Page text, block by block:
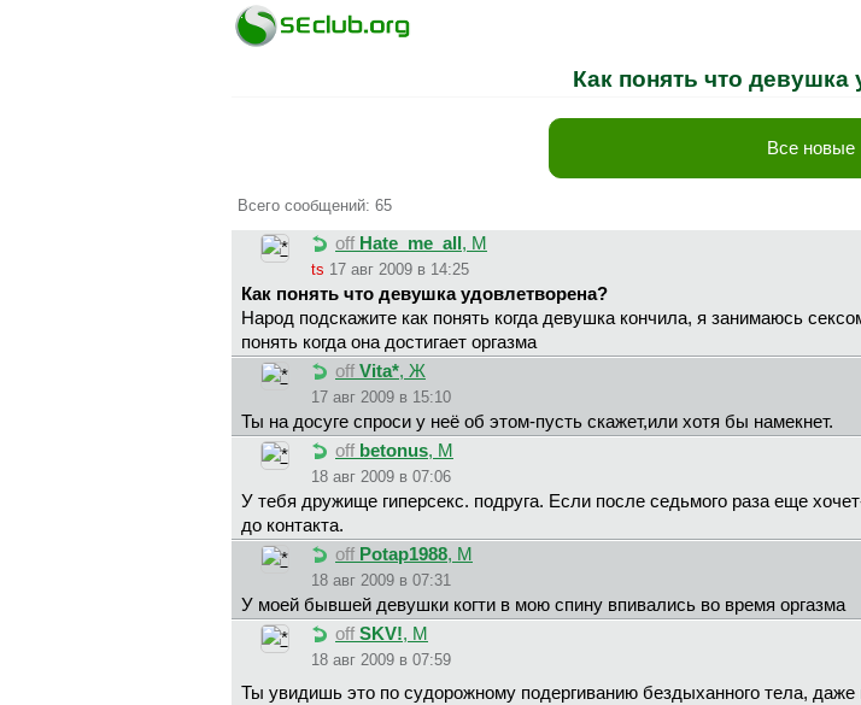
Как понять что девушка
Все новые
Всего сообщений: 65
off Hate_me_all , М
ts 17 авг 2009 в 14:25
Как понять что девушка удовлетворена?
Народ подскажите как понять когда девушка кончила, я занимаюсь
понять когда она достигает оргазма
off Vita*, Ж
17 авг 2009 в 15:10
Ты на досуге спроси у неё об этом-пусть скажет,или хотя бы намекнет.
off betonus, М
18 авг 2009 в 07:06
У тебя дружище гиперсекс. подруга. Если после седьмого раза еще
до контакта.
off Potap1988, М
18 авг 2009 в 07:31
У моей бывшей девушки когти в мою спину впивались во время оргазма
off SKV!, М
18 авг 2009 в 07:59
Ты увидишь это по судорожному подергиванию бездыханного тела, даже